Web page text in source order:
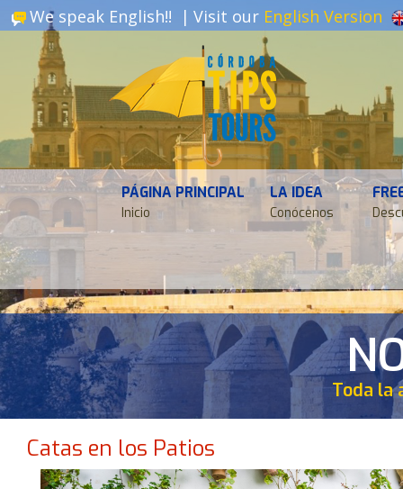
We speak English!! | Visit our English Version
PÁGINA PRINCIPAL
Inicio
LA IDEA
Conócenos
Toda la
Catas en los Patios